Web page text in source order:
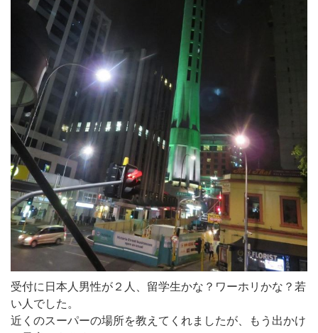
受付に日本人男性が２人、留学生かな？ワーホリかな？若
い人でした。
近くのスーパーの場所を教えてくれましたが、もう出かけ